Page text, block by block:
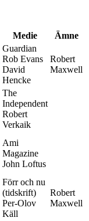
Medie Ämne
Guardian
Rob Evans
David
Hencke
Robert
Maxwell
The
Independent
Robert
Verkaik
Ami
Magazine
John Loftus
Förr och nu
(tidskrift)
Per-Olov
Käll
Robert
Maxwell